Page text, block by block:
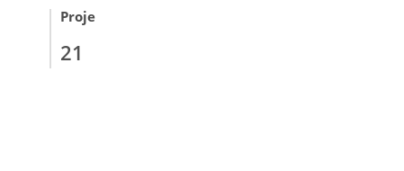
Proje
21